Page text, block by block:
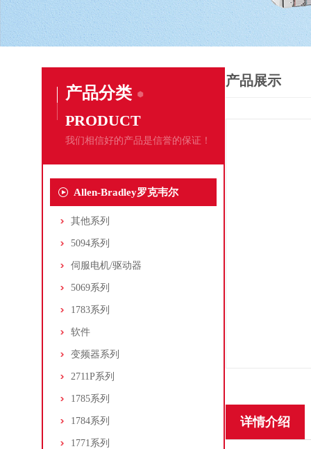
产品分类
PRODUCT
我们相信好的产品是信誉的保证！
Allen-Bradley罗克韦尔
其他系列
5094系列
伺服电机/驱动器
5069系列
1783系列
软件
变频器系列
2711P系列
1785系列
1784系列
1771系列
产品展示
详情介绍